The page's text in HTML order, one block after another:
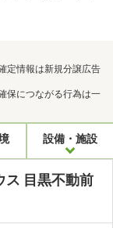
定情報は新規分譲広告
保につながる行為は一
設備・施設
ス 目黒不動前